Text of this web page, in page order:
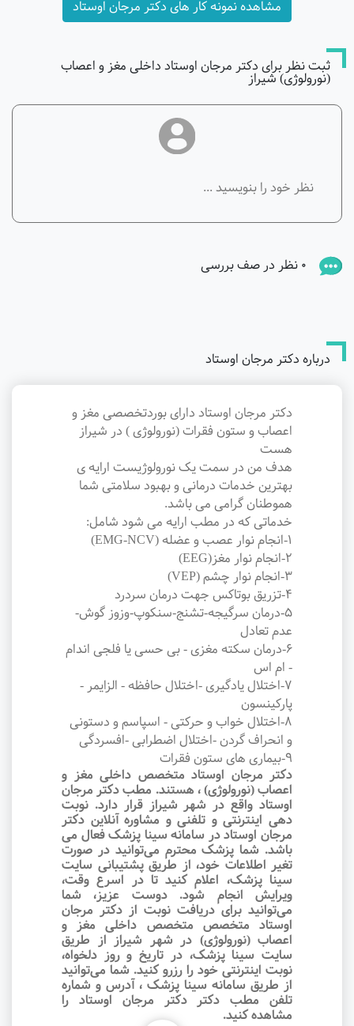
مشاهده نمونه کار های دکتر مرجان اوستاد
ثبت نظر برای دکتر مرجان اوستاد داخلی مغز و اعصاب
(نورولوژی) شیراز
0 نظر در صف بررسی
درباره دکتر مرجان اوستاد
دکتر مرجان اوستاد دارای بوردتخصصی مغز و
اعصاب و ستون فقرات (نورولوژی ) در شیراز
هست
هدف من در سمت یک نورولوژیست ارایه ی
بهترین خدمات درمانی و بهبود سلامتی شما
هموطنان گرامی می باشد.
خدماتی که در مطب ارایه می شود شامل:
1-انجام نوار عصب و عضله (EMG-NCV)
2-انجام نوار مغز(EEG)
3-انجام نوار چشم (VEP)
4-تزریق بوتاکس جهت درمان سردرد
5-درمان سرگیجه-تشنج-سنکوپ-وزوز گوش-
عدم تعادل
6-درمان سکته مغزی - بی حسی یا فلجی اندام
- ام اس
7-اختلال یادگیری -اختلال حافظه - الزایمر -
پارکینسون
8-اختلال خواب و حرکتی - اسپاسم و دستونی
و انحراف گردن -اختلال اضطرابی -افسردگی
9-بیماری های ستون فقرات
دکتر مرجان اوستاد متخصص داخلی مغز و
اعصاب (نورولوژی) ، هستند. مطب دکتر مرجان
اوستاد واقع در شهر شیراز قرار دارد. نوبت‌
دهی اینترنتی و تلفنی و مشاوره آنلاین دکتر
مرجان اوستاد در سامانه سینا پزشک فعال می
باشد. شما پزشک محترم می‌توانید در صورت
تغیر اطلاعات خود، از طریق پشتیبانی سایت
سینا پزشک، اعلام کنید تا در اسرع وقت‌،
ویرایش انجام شود. دوست عزیز، شما
می‌توانید برای دریافت نوبت از دکتر مرجان
اوستاد متخصص متخصص داخلی مغز و
اعصاب (نورولوژی) در شهر شیراز از طریق
سایت سینا پزشک، در تاریخ و روز دلخواه،
نوبت اینترنتی خود را رزرو کنید. شما می‌توانید
از طریق سامانه سینا پزشک ، آدرس و شماره
تلفن مطب دکتر دکتر مرجان اوستاد را
مشاهده کنید.